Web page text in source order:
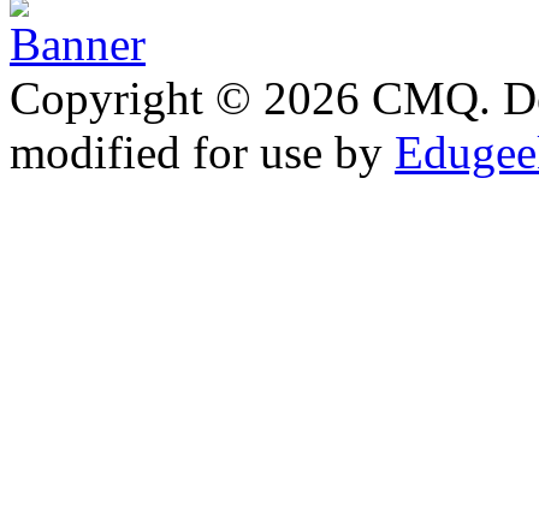
Copyright © 2026 CMQ.
modified for use by